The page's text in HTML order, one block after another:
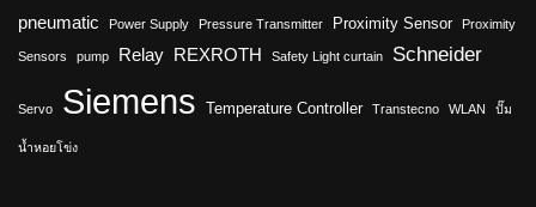
pneumatic Power Supply Pressure Transmitter Proximity Sensor Proximity
Sensors pump Relay REXROTH Safety Light curtain Schneider
Servo Siemens Temperature Controller Transtecno WLAN ปั๊ม
น้ำหอยโข่ง